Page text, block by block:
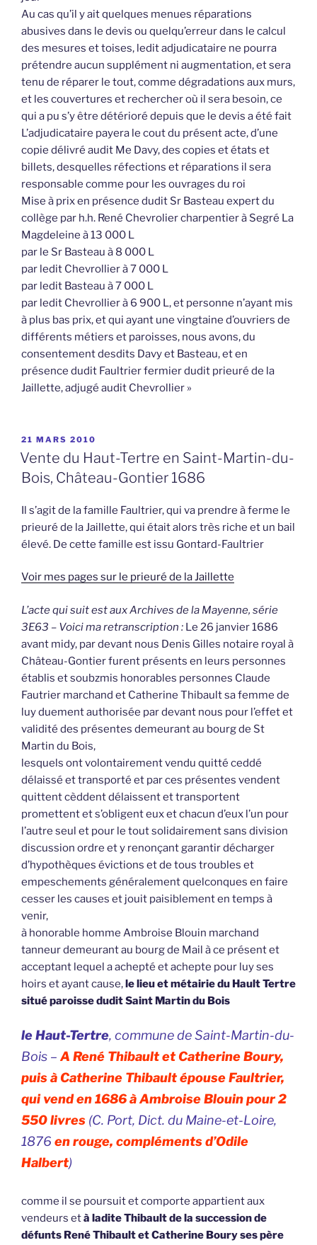
Au cas qu’il y ait quelques menues réparations
abusives dans le devis ou quelqu’erreur dans le calcul
des mesures et toises, ledit adjudicataire ne pourra
prétendre aucun supplément ni augmentation, et sera
tenu de réparer le tout, comme dégradations aux murs,
et les couvertures et rechercher où il sera besoin, ce
qui a pu s’y être détérioré depuis que le devis a été fait
L’adjudicataire payera le cout du présent acte, d’une
copie délivré audit Me Davy, des copies et états et
billets, desquelles réfections et réparations il sera
responsable comme pour les ouvrages du roi
Mise à prix en présence dudit Sr Basteau expert du
collège par h.h. René Chevrolier charpentier à Segré La
Magdeleine à 13 000 L
par le Sr Basteau à 8 000 L
par ledit Chevrollier à 7 000 L
par ledit Basteau à 7 000 L
par ledit Chevrollier à 6 900 L, et personne n’ayant mis
à plus bas prix, et qui ayant une vingtaine d’ouvriers de
différents métiers et paroisses, nous avons, du
consentement desdits Davy et Basteau, et en
présence dudit Faultrier fermier dudit prieuré de la
Jaillette, adjugé audit Chevrollier »
PUBLIÉ
LE
21 MARS 2010
Vente du Haut-Tertre en Saint-Martin-du-
Bois, Château-Gontier 1686
Il s’agit de la famille Faultrier, qui va prendre à ferme le
prieuré de la Jaillette, qui était alors très riche et un bail
élevé. De cette famille est issu Gontard-Faultrier
Voir mes pages sur le prieuré de la Jaillette
L’acte qui suit est aux Archives de la Mayenne, série
3E63 – Voici ma retranscription : Le 26 janvier 1686
avant midy, par devant nous Denis Gilles notaire royal à
Château-Gontier furent présents en leurs personnes
établis et soubzmis honorables personnes Claude
Fautrier marchand et Catherine Thibault sa femme de
luy duement authorisée par devant nous pour l’effet et
validité des présentes demeurant au bourg de St
Martin du Bois,
lesquels ont volontairement vendu quitté ceddé
délaissé et transporté et par ces présentes vendent
quittent cèddent délaissent et transportent
promettent et s’obligent eux et chacun d’eux l’un pour
l’autre seul et pour le tout solidairement sans division
discussion ordre et y renonçant garantir décharger
d’hypothèques évictions et de tous troubles et
empeschements généralement quelconques en faire
cesser les causes et jouit paisiblement en temps à
venir,
à honorable homme Ambroise Blouin marchand
tanneur demeurant au bourg de Mail à ce présent et
acceptant lequel a achepté et achepte pour luy ses
hoirs et ayant cause,le lieu et métairie du Hault Tertre
situé paroisse dudit Saint Martin du Bois
le Haut-Tertre, commune de Saint-Martin-du-
Bois – A René Thibault et Catherine Boury,
puis à Catherine Thibault épouse Faultrier,
qui vend en 1686 à Ambroise Blouin pour 2
550 livres (C. Port, Dict. du Maine-et-Loire,
1876 en rouge, compléments d’Odile
Halbert)
comme il se poursuit et comporte appartient aux
vendeurs età ladite Thibault de la succession de
défunts René Thibault et Catherine Boury ses père